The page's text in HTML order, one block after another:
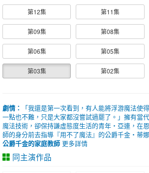
第12集 第11集
第09集 第08集
第06集 第05集
第03集 第02集
劇情：
「我還是第一次看到，有人能將浮游魔法使
一點也不難，只是大家都沒嘗試過罷了。」擁有當
魔法技術，卻保持謙虛態度生活的青年‧亞連，在
師的身分前去指導『用不了魔法』的公爵千金‧蒂
公爵千金的家庭教師 更多詳情
同主演作品